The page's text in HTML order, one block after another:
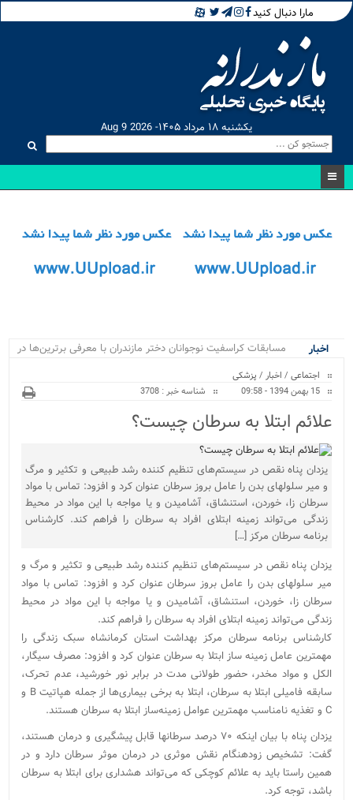
مارا دنبال کنید
یکشنبه ۱۸ مرداد ۱۴۰۵- Aug 9 2026
اخبار
فاز_
اجتماعی / اخبار / پزشکی
15 بهمن 1394 - 09:58
شناسه خبر : 3708
علائم ابتلا به سرطان چیست؟
یزدان پناه نقص در سیستم‌های تنظیم کننده رشد طبیعی و تکثیر و مرگ
و میر سلولهای بدن را عامل بروز سرطان عنوان کرد و افزود: تماس با مواد
سرطان زا، خوردن، استنشاق، آشامیدن و یا مواجه با این مواد در محیط
زندگی می‌تواند زمینه ابتلای افراد به سرطان را فراهم کند. کارشناس
برنامه سرطان مرکز […]
یزدان پناه نقص در سیستم‌های تنظیم کننده رشد طبیعی و تکثیر و مرگ و
میر سلولهای بدن را عامل بروز سرطان عنوان کرد و افزود: تماس با مواد
سرطان زا، خوردن، استنشاق، آشامیدن و یا مواجه با این مواد در محیط
زندگی می‌تواند زمینه ابتلای افراد به سرطان را فراهم کند.
کارشناس برنامه سرطان مرکز بهداشت استان کرمانشاه سبک زندگی را
مهمترین عامل زمینه ساز ابتلا به سرطان عنوان کرد و افزود: مصرف سیگار،
الکل و مواد مخدر، حضور طولانی مدت در برابر نور خورشید، عدم تحرک،
سابقه فامیلی ابتلا به سرطان، ابتلا به برخی بیماری‌ها از جمله هپاتیت B و
C و تغذیه نامناسب مهمترین عوامل زمینه‌ساز ابتلا به سرطان هستند.
یزدان پناه با بیان اینکه ۷۰ درصد سرطانها قابل پیشگیری و درمان هستند،
گفت: تشخیص زودهنگام نقش موثری در درمان موثر سرطان دارد و در
همین راستا باید به علائم کوچکی که می‌تواند هشداری برای ابتلا به سرطان
باشد، توجه کرد.